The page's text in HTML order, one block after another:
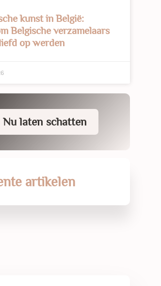
kunst in België:
Belgische verzamelaars
op werden
Nu laten schatten
artikelen